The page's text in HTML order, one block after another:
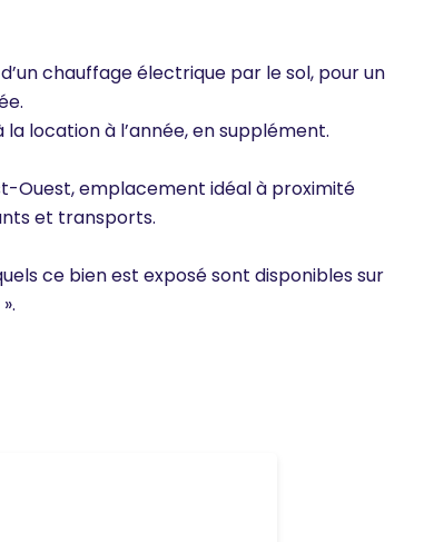
chauffage électrique par le sol, pour un
location à l’année, en supplément.
Ouest, emplacement idéal à proximité
et transports.
ce bien est exposé sont disponibles sur